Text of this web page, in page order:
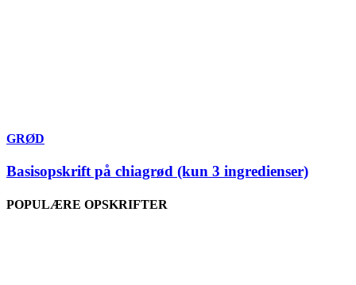
GRØD
Basisopskrift på chiagrød (kun 3 ingredienser)
POPULÆRE OPSKRIFTER